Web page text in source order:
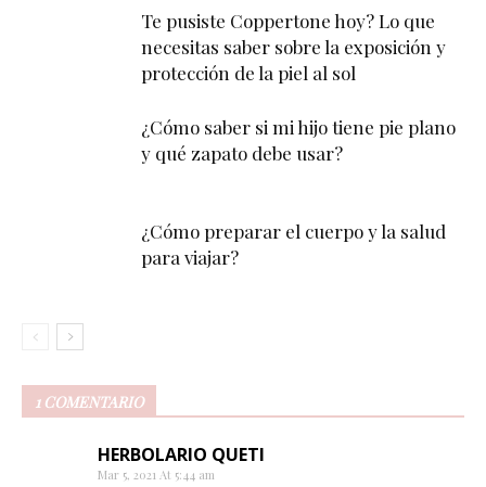
Te pusiste Coppertone hoy? Lo que
necesitas saber sobre la exposición y
protección de la piel al sol
¿Cómo saber si mi hijo tiene pie plano
y qué zapato debe usar?
¿Cómo preparar el cuerpo y la salud
para viajar?
1 COMENTARIO
HERBOLARIO QUETI
Mar 5, 2021 At 5:44 am